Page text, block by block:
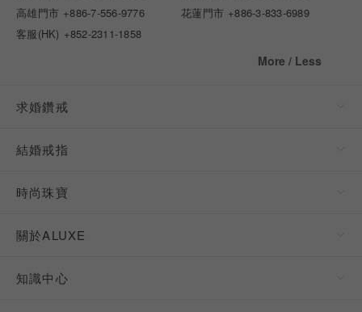
高雄門市 +886-7-556-9776 花蓮門市 +886-3-833-6989
客服(HK) +852-2311-1858
More / Less
求婚鑽戒
結婚戒指
時尚珠寶
關於ALUXE
知識中心